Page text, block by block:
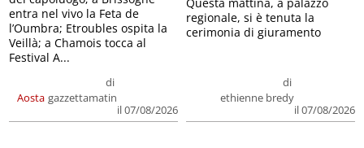
Aosta
di
gazzettamatin
il 07/08/2026
entra nel vivo la Feta de
l’Oumbra; Etroubles ospita la
Veillà; a Chamois tocca al
Festival A...
di
ethienne bredy
il 07/08/2026
regionale, si è tenuta la
cerimonia di giuramento